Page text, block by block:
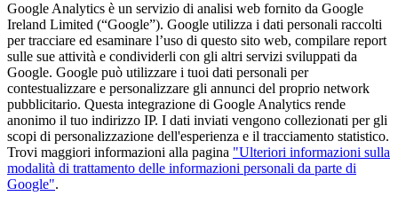
Google Analytics è un servizio di analisi web fornito da Google
Ireland Limited (“Google”). Google utilizza i dati personali raccolti
per tracciare ed esaminare l’uso di questo sito web, compilare report
sulle sue attività e condividerli con gli altri servizi sviluppati da
Google. Google può utilizzare i tuoi dati personali per
contestualizzare e personalizzare gli annunci del proprio network
pubblicitario. Questa integrazione di Google Analytics rende
anonimo il tuo indirizzo IP. I dati inviati vengono collezionati per gli
scopi di personalizzazione dell'esperienza e il tracciamento statistico.
Trovi maggiori informazioni alla pagina "Ulteriori informazioni sulla
modalità di trattamento delle informazioni personali da parte di
Google".